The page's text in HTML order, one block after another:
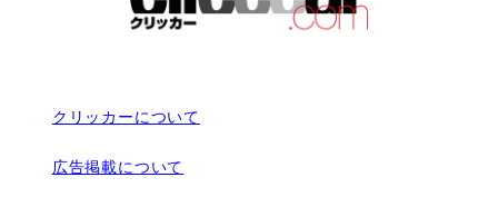
クリッカーについて
広告掲載について